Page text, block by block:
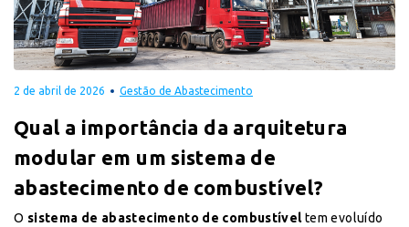
2 de abril de 2026 Gestão de Abastecimento
Qual a importância da arquitetura
modular em um sistema de
abastecimento de combustível?
O sistema de abastecimento de combustíveltem evoluído